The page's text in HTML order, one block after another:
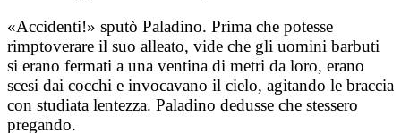
«Accidenti!» sputò Paladino. Prima che potesse
rimptoverare il suo alleato, vide che gli uomini barbuti
si erano fermati a una ventina di metri da loro, erano
scesi dai cocchi e invocavano il cielo, agitando le braccia
con studiata lentezza. Paladino dedusse che stessero
pregando.